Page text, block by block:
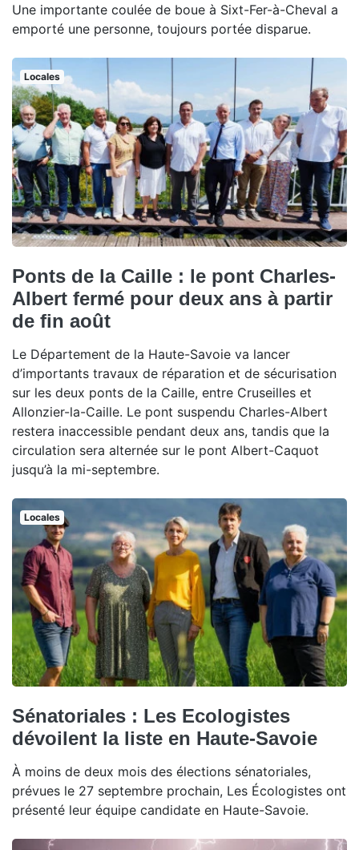
Une importante coulée de boue à Sixt-Fer-à-Cheval a
emporté une personne, toujours portée disparue.
Locales
Ponts de la Caille : le pont Charles-
Albert fermé pour deux ans à partir
de fin août
Le Département de la Haute-Savoie va lancer
d’importants travaux de réparation et de sécurisation
sur les deux ponts de la Caille, entre Cruseilles et
Allonzier-la-Caille. Le pont suspendu Charles-Albert
restera inaccessible pendant deux ans, tandis que la
circulation sera alternée sur le pont Albert-Caquot
jusqu’à la mi-septembre.
Locales
Sénatoriales : Les Ecologistes
dévoilent la liste en Haute-Savoie
À moins de deux mois des élections sénatoriales,
prévues le 27 septembre prochain, Les Écologistes ont
présenté leur équipe candidate en Haute-Savoie.